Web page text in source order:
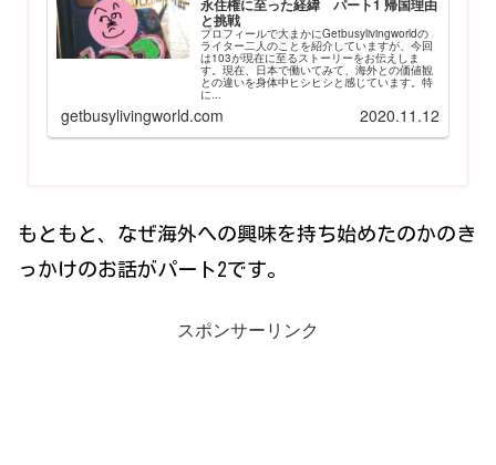
永住権に至った経緯 パート1 帰国理由
と挑戦
プロフィールで大まかにGetbusylivingworldの
ライター二人のことを紹介していますが、今回
は103が現在に至るストーリーをお伝えしま
す。現在、日本で働いてみて、海外との価値観
との違いを身体中ヒシヒシと感じています。特
に...
getbusylivingworld.com 2020.11.12
もともと、なぜ海外への興味を持ち始めたのかのき
っかけのお話がパート2です。
スポンサーリンク